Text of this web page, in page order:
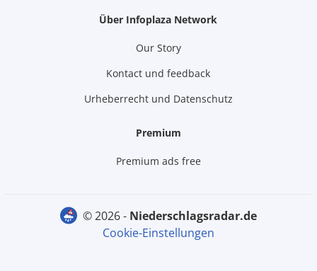
Über Infoplaza Network
Our Story
Kontact und feedback
Urheberrecht und Datenschutz
Premium
Premium ads free
© 2026 -
niederschlagsradar.de
Cookie-Einstellungen